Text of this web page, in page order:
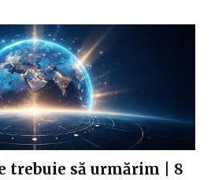
trebuie să urmărim | 8